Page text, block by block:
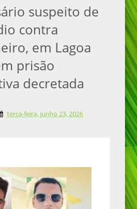
suspeito de
contra
em Lagoa
prisão
decretada
terça-feira, junho 23, 2026